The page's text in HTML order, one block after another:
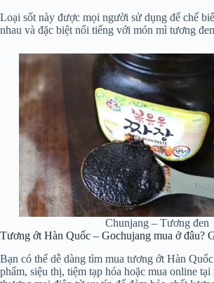
Loại sốt này được mọi người sử dụng để chế
nhau và đặc biệt nổi tiếng với món mì tương
Chunjang – Tương đen
Tương ớt Hàn Quốc – Gochujang mua ở đâu?
Bạn có thể dễ dàng tìm mua tương ớt Hàn
phẩm, siệu thị, tiệm tạp hóa hoặc mua online tại